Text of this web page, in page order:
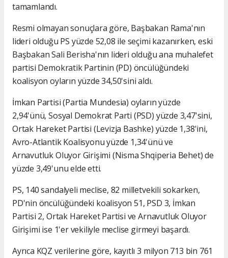
tamamlandı.
Resmi olmayan sonuçlara göre, Başbakan Rama'nın
lideri olduğu PS yüzde 52,08 ile seçimi kazanırken, eski
Başbakan Sali Berisha'nın lideri olduğu ana muhalefet
partisi Demokratik Partinin (PD) öncülüğündeki
koalisyon oyların yüzde 34,50'sini aldı.
İmkan Partisi (Partia Mundesia) oyların yüzde
2,94'ünü, Sosyal Demokrat Parti (PSD) yüzde 3,47'sini,
Ortak Hareket Partisi (Levizja Bashke) yüzde 1,38'ini,
Avro-Atlantik Koalisyonu yüzde 1,34'ünü ve
Arnavutluk Oluyor Girişimi (Nisma Shqiperia Behet) de
yüzde 3,49'unu elde etti.
PS, 140 sandalyeli meclise, 82 milletvekili sokarken,
PD'nin öncülüğündeki koalisyon 51, PSD 3, İmkan
Partisi 2, Ortak Hareket Partisi ve Arnavutluk Oluyor
Girişimi ise 1'er vekiliyle meclise girmeyi başardı.
Ayrıca KQZ verilerine göre, kayıtlı 3 milyon 713 bin 761